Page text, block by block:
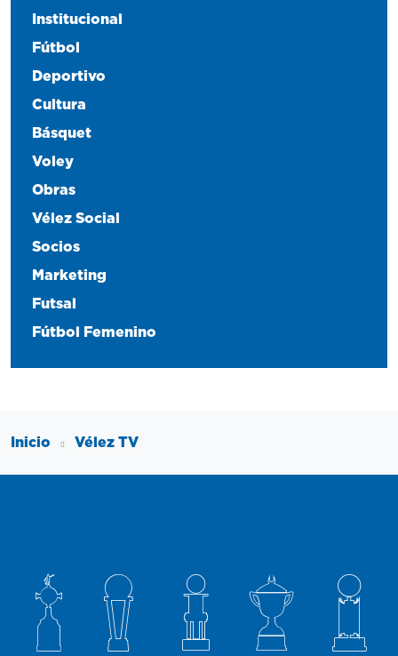
Institucional
Fútbol
Deportivo
Cultura
Básquet
Voley
Obras
Vélez Social
Socios
Marketing
Futsal
Fútbol Femenino
Inicio Vélez TV